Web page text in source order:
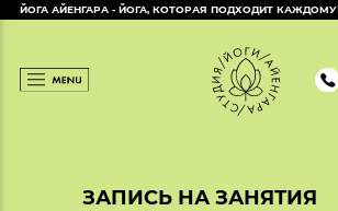
ЙОГА АЙЕНГАРА - ЙОГА, КОТОРАЯ ПОДХОДИТ КАЖДОМУ
ЗАПИСЬ НА ЗАНЯТИЯ